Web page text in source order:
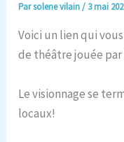
Parsolene vilain/ 3 mai
Voici un lien qui
de théâtre jouée par
Le visionnage se
locaux!